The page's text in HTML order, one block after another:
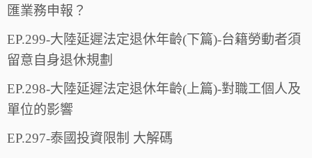
匯業務申報？
EP.299-大陸延遲法定退休年齡(下篇)-台籍勞動者須
留意自身退休規劃
EP.298-大陸延遲法定退休年齡(上篇)-對職工個人及
單位的影響
EP.297-泰國投資限制 大解碼